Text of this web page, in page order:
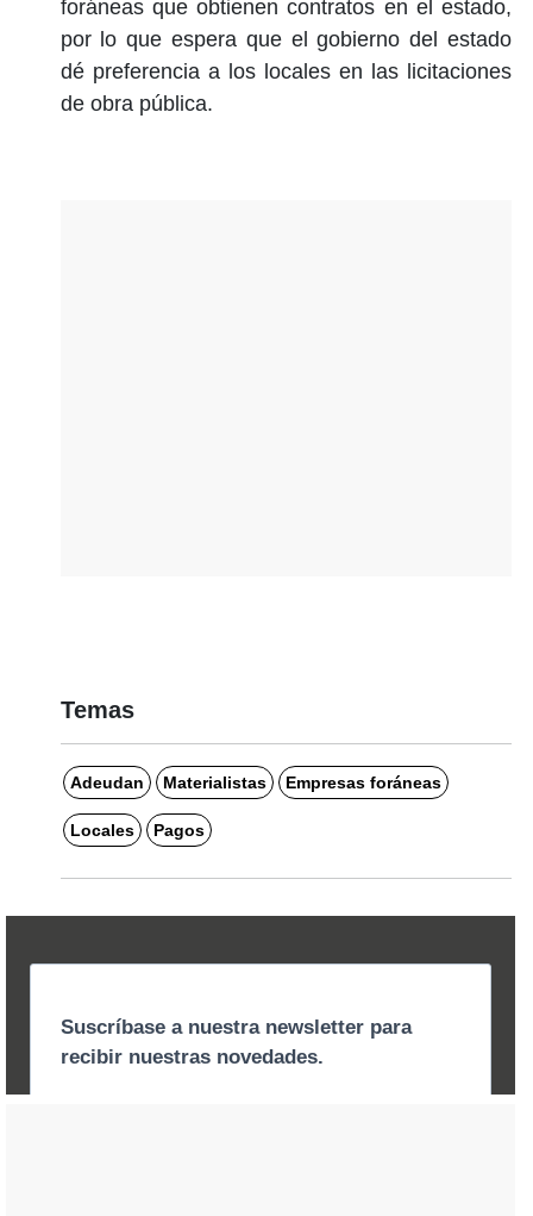
foráneas que obtienen contratos en el estado,
por lo que espera que el gobierno del estado
dé preferencia a los locales en las licitaciones
de obra pública.
Temas
Adeudan Materialistas Empresas foráneas
Locales Pagos